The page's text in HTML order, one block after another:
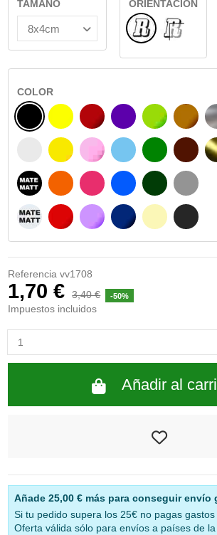
TAMAÑO
ORIENTACIÓN
Normal
COLOR
NEGRO
BLANCO
NEGRO MATE
BLANCO MATE
AMARILLO
AMARILLO SENAL
NARANJA
ROJO
BURDEOS
ROSA
FUCSIA
LILA
MORADO
AZUL CIELO
AZUL
AZUL MARINO
VERDE
VERDE
VERDE
BEIGE
GRIS
GRIS
Referencia vv1708
1,70 € 3,40 € -50%
Impuestos incluidos
Añadir al
Añade 25,00 €más para conseguir envío
Si tu pedido supera los 25€ no pagas
Oferta válida sólo para envíos a países de la